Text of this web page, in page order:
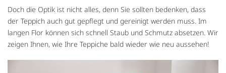
Doch die Optik ist nicht alles, denn Sie sollten bedenken, dass
der Teppich auch gut gepflegt und gereinigt werden muss. Im
langen Flor können sich schnell Staub und Schmutz absetzen. Wir
zeigen Ihnen, wie Ihre Teppiche bald wieder wie neu aussehen!